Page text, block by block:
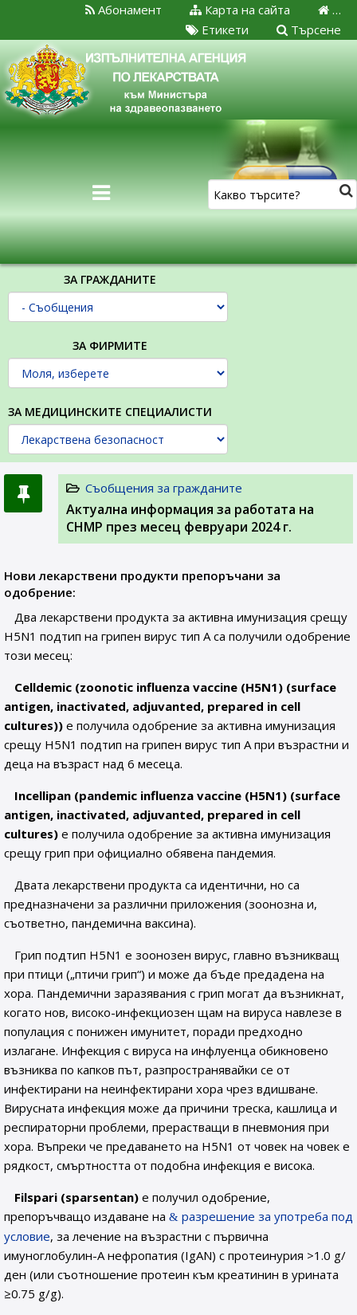
…
Карта на сайта
Абонамент
Търсене
Етикети
ЗА ГРАЖДАНИТЕ
ЗА ФИРМИТЕ
ЗА МЕДИЦИНСКИТЕ СПЕЦИАЛИСТИ
Съобщения за гражданите
Актуална информация за работата на
CHMP през месец февруари 2024 г.
Нови лекарствени продукти препоръчани за
одобрение:
Два лекарствени продукта за активна имунизация срещу
H5N1 подтип на грипен вирус тип А са получили одобрение
този месец:
Celldemic (zoonotic influenza vaccine (H5N1) (surface
antigen, inactivated, adjuvanted, prepared in cell
cultures)) е получила одобрение за активна имунизация
срещу H5N1 подтип на грипен вирус тип А при възрастни и
деца на възраст над 6 месеца.
Incellipan (pandemic influenza vaccine (H5N1) (surface
antigen, inactivated, adjuvanted, prepared in cell
cultures) е получила одобрение за активна имунизация
срещу грип при официално обявена пандемия.
Двата лекарствени продукта са идентични, но са
предназначени за различни приложения (зоонозна и,
съответно, пандемична ваксина).
Грип подтип H5N1 е зоонозен вирус, главно възникващ
при птици („птичи грип“) и може да бъде предадена на
хора. Пандемични заразявания с грип могат да възникнат,
когато нов, високо-инфекциозен щам на вируса навлезе в
популация с понижен имунитет, поради предходно
излагане. Инфекция с вируса на инфлуенца обикновено
възниква по капков път, разпространявайки се от
инфектирани на неинфектирани хора чрез вдишване.
Вирусната инфекция може да причини треска, кашлица и
респираторни проблеми, прерастващи в пневмония при
хора. Въпреки че предаването на H5N1 от човек на човек е
рядкост, смъртността от подобна инфекция е висока.
Filspari (sparsentan) е получил одобрение,
препоръчващо издаване на
разрешение за употреба под
условие, за лечение на възрастни с първична
имуноглобулин-А нефропатия (IgAN) с протеинурия >1.0 g/
ден (или съотношение протеин към креатинин в урината
≥0.75 g/g).